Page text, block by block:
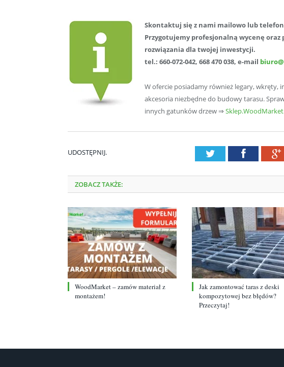
Skontaktuj się z nami mailowo lub
Przygotujemy profesjonalną wycenę oraz
rozwiązania dla twojej inwestycji.
tel.: 660-072-042, 668 470 038, e-mail
W ofercie posiadamy również legary, wkręty,
akcesoria niezbędne do budowy tarasu.
innych gatunków drzew ⇒
UDOSTĘPNIJ. TwitterFacebook
ZOBACZ TAKŻE:
WoodMarket – zamów materiał z
montażem!
Jak zamontować taras z deski
kompozytowej bez błędów?
Przeczytaj!